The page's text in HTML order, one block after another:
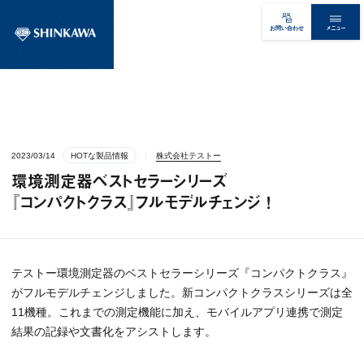
お問い合わせ メニュー
2023/03/14 HOTな製品情報 株式会社テストー
環境測定器ベストセラーシリーズ
『コンパクトクラス』フルモデルチェンジ !
テストー環境測定器のベストセラーシリーズ『コンパクトクラス』
がフルモデルチェンジしました。新コンパクトクラスシリーズは全
11機種。これまでの測定機能に加え、モバイルアプリ連携で測定
結果の記録や文書化をアシストします。